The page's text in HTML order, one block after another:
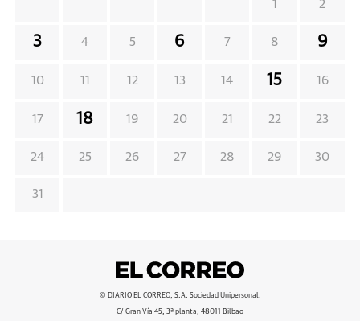
1 2
3 4 5 6 7 8 9
10 11 12 13 14 15 16
17 18 19 20 21 22 23
24 25 26 27 28 29 30
31
© DIARIO EL CORREO, S.A. Sociedad Unipersonal.
C/ Gran Vía 45, 3ª planta, 48011 Bilbao